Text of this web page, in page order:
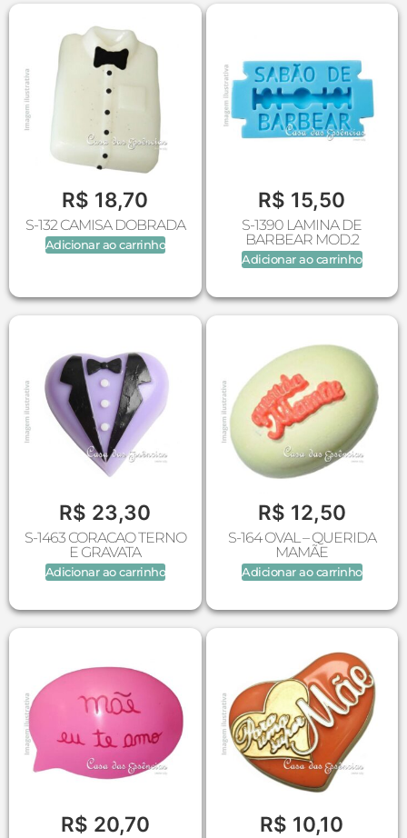
R$ 18,70
S-132 CAMISA DOBRADA
Adicionar ao carrinho
R$ 15,50
S-1390 LAMINA DE
BARBEAR MOD.2
Adicionar ao carrinho
R$ 23,30
S-1463 CORACAO TERNO
E GRAVATA
Adicionar ao carrinho
R$ 12,50
S-164 OVAL – QUERIDA
MAMÃE
Adicionar ao carrinho
R$ 20,70 R$ 10,10